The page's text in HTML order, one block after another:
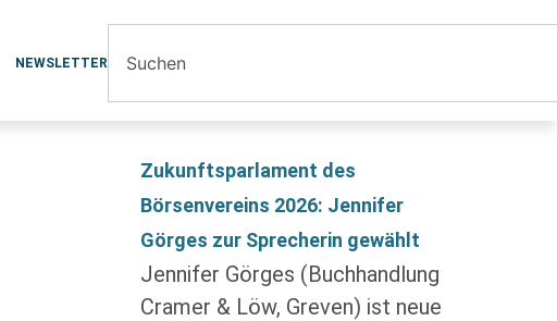
NEWSLETTER
Zukunftsparlament des
Börsenvereins 2026: Jennifer
Görges zur Sprecherin gewählt
Jennifer Görges (Buchhandlung
Cramer & Löw, Greven) ist neue